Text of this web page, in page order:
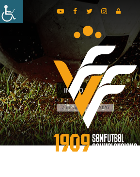
INICIO
7 de agosto de 2026